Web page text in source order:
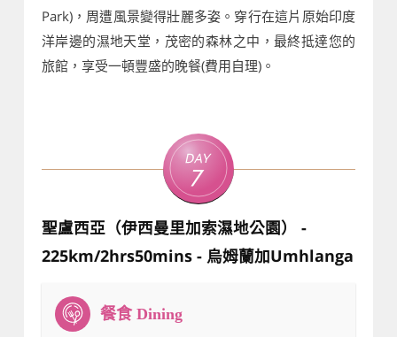
Park)，周遭風景變得壯麗多姿。穿行在這片原始印度
洋岸邊的濕地天堂，茂密的森林之中，最終抵達您的
旅館，享受一頓豐盛的晚餐(費用自理)。
Day
7
聖盧西亞（伊西曼里加索濕地公園） -
225km/2hrs50mins - 烏姆蘭加Umhlanga